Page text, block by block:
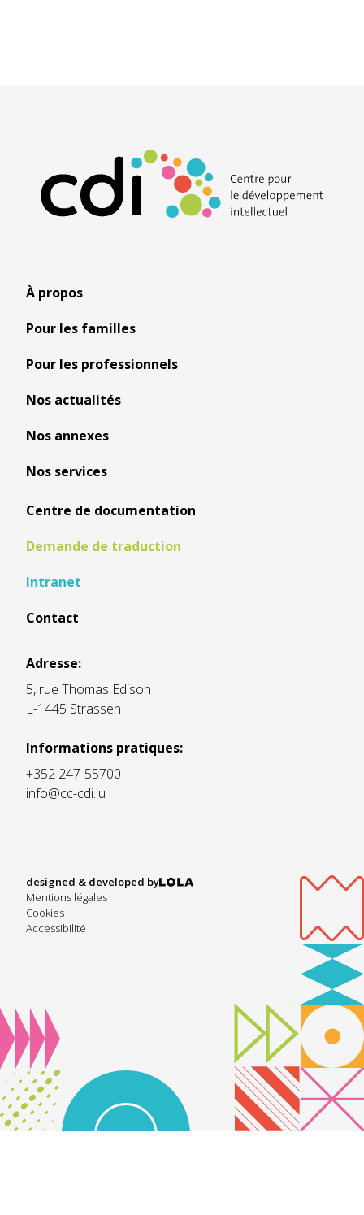
À propos
Pour les familles
Pour les professionnels
Nos actualités
Nos annexes
Nos services
Centre de documentation
Demande de traduction
Intranet
Contact
Adresse:
5, rue Thomas Edison
L-1445 Strassen
Informations pratiques:
+352 247-55700
info@cc-cdi.lu
designed & developed by
Mentions légales
Cookies
Accessibilité